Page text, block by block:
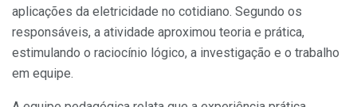
aplicações da eletricidade no cotidiano. Segundo os
responsáveis, a atividade aproximou teoria e prática,
estimulando o raciocínio lógico, a investigação e o trabalho
em equipe.